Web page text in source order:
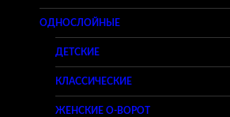
ОДНОСЛОЙНЫЕ
ДЕТСКИЕ
КЛАССИЧЕСКИЕ
ЖЕНСКИЕ O-ВОРОТ